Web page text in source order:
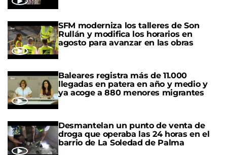
SFM moderniza los talleres de Son
Rullán y modifica los horarios en
agosto para avanzar en las obras
Baleares registra más de 11.000
llegadas en patera en año y medio y
ya acoge a 880 menores migrantes
Desmantelan un punto de venta de
droga que operaba las 24 horas en el
barrio de La Soledad de Palma